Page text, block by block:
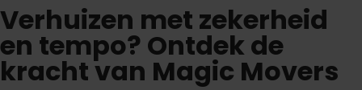
Verhuizen met zekerheid
en tempo? Ontdek de
kracht van Magic Movers